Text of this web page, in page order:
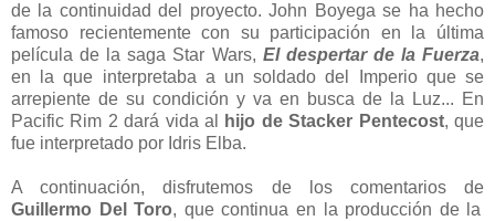
de la continuidad del proyecto. John Boyega se ha hecho
famoso recientemente con su participación en la última
película de la saga Star Wars, El despertar de la Fuerza,
en la que interpretaba a un soldado del Imperio que se
arrepiente de su condición y va en busca de la Luz... En
Pacific Rim 2 dará vida al
hijo de Stacker Pentecost, que
fue interpretado por Idris Elba.
A continuación, disfrutemos de los comentarios de
Guillermo Del Toro, que continua en la producción de la